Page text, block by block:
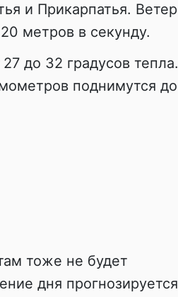
и Прикарпатья. Ветер
метров в секунду.
до 32 градусов тепла.
поднимутся до
тоже не будет
дня прогнозируется